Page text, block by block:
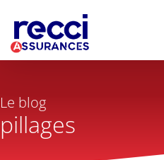
Le blog
pillages